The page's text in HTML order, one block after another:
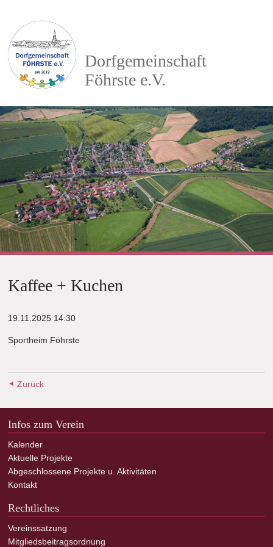
Dorfgemeinschaft
Föhrste e.V.
Kaffee + Kuchen
19.11.2025 14:30
Sportheim Föhrste
Zurück
Infos zum Verein
Kalender
Aktuelle Projekte
Abgeschlossene Projekte u. Aktivitäten
Kontakt
Rechtliches
Vereinssatzung
Mitgliedsbeitragsordnung